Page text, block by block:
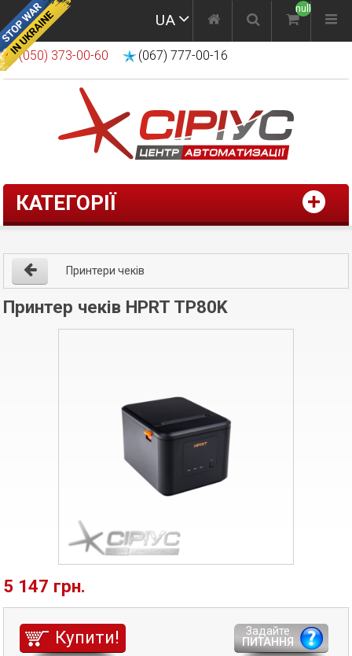
UA
null
(050) 373-00-60 (067) 777-00-16
КАТЕГОРІЇ
Принтери чеків
Принтер чеків HPRT TP80K
5 147 грн.
Купити!
Задайте
ПИТАННЯ